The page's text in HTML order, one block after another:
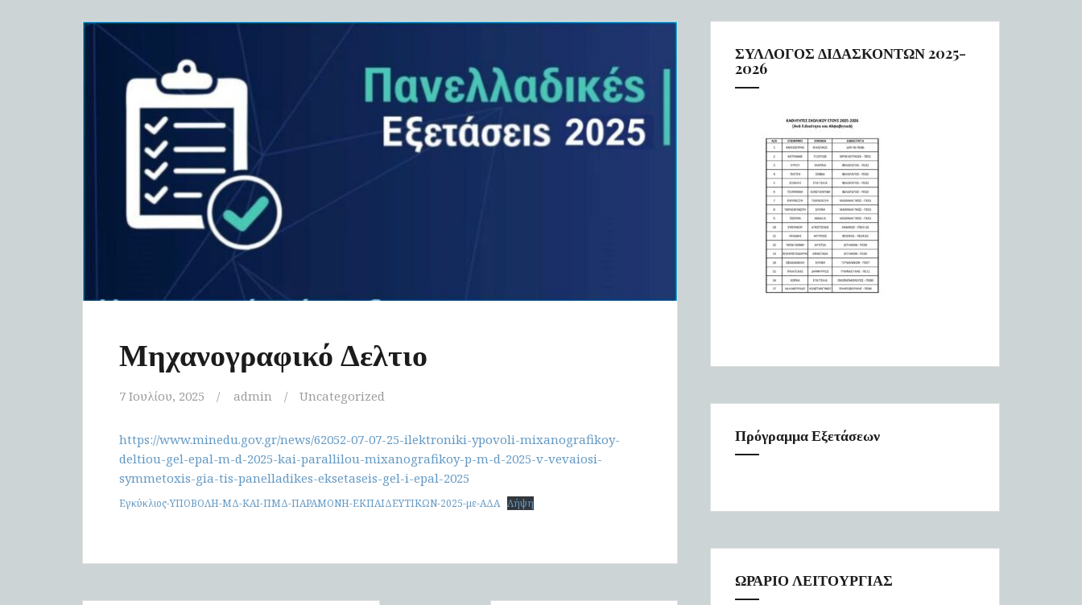
Μηχανογραφικό Δελτιο
7 Ιουλίου, 2025 admin Uncategorized
https://www.minedu.gov.gr/news/62052-07-07-25-ilektroniki-ypovoli-mixanografikoy-
deltiou-gel-epal-m-d-2025-kai-parallilou-mixanografikoy-p-m-d-2025-v-vevaiosi-
symmetoxis-gia-tis-panelladikes-eksetaseis-gel-i-epal-2025
Εγκύκλιος-ΥΠΟΒΟΛΗ-ΜΔ-ΚΑΙ-ΠΜΔ-ΠΑΡΑΜΟΝΗ-ΕΚΠΑΙΔΕΥΤΙΚΩΝ-2025-με-ΑΔΑ Λήψη
ΣΥΛΛΟΓΟΣ ΔΙΔΑΣΚΟΝΤΩΝ 2025-
2026
Πρόγραμμα Εξετάσεων
ΩΡΑΡΙΟ ΛΕΙΤΟΥΡΓΙΑΣ